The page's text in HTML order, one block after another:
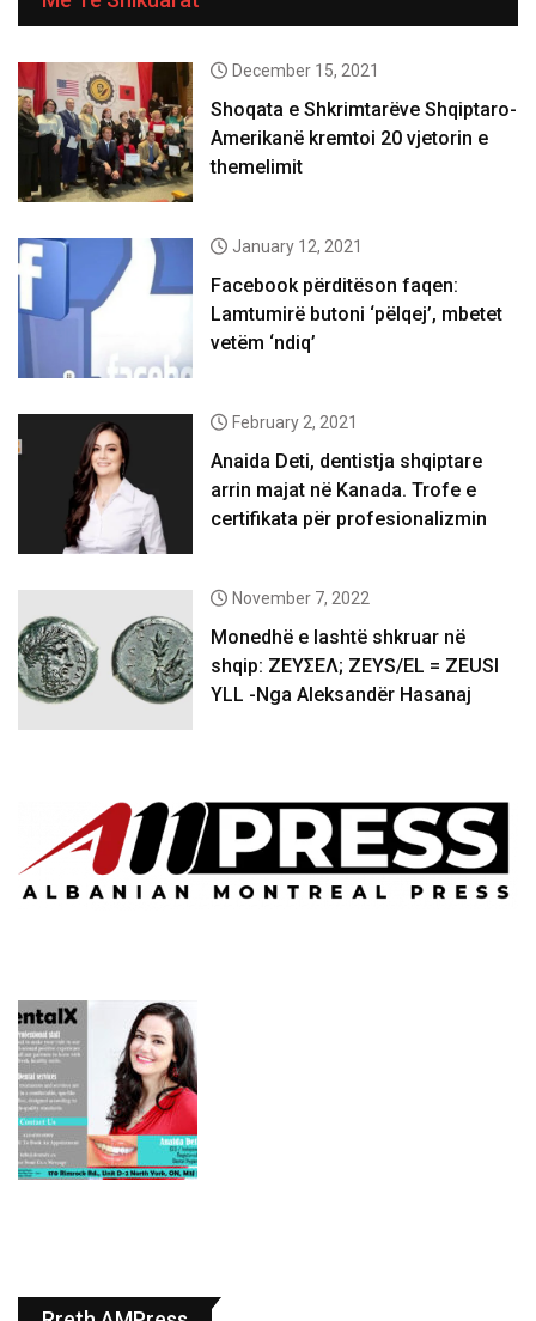
December 15, 2021
Shoqata e Shkrimtarëve Shqiptaro-
Amerikanë kremtoi 20 vjetorin e
themelimit
January 12, 2021
Facebook përditëson faqen:
Lamtumirë butoni ‘pëlqej’, mbetet
vetëm ‘ndiq’
February 2, 2021
Anaida Deti, dentistja shqiptare
arrin majat në Kanada. Trofe e
certifikata për profesionalizmin
November 7, 2022
Monedhë e lashtë shkruar në
shqip: ΖΕΥΣΕΛ; ZEYS/EL = ZEUSI
YLL -Nga Aleksandër Hasanaj